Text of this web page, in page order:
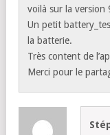
voilà sur la version
Un petit
la batterie.
Très content de
Merci pour le